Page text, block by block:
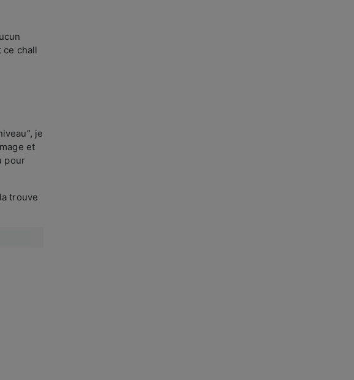
ce chall
je
et
pour
trouve